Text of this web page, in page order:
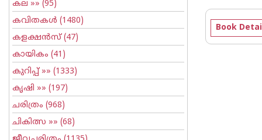
കല »» (95)
കവിതകള്‍ (1480)
കളക്ഷന്‍സ്(47)
കായികം (41)
കുറിപ്പ്‌ »» (1333)
കൃഷി »» (197)
ചരിത്രം (968)
ചികിത്സ »» (68)
Book